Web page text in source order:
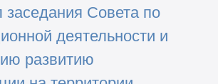
заседания Совета по
деятельности и
развитию